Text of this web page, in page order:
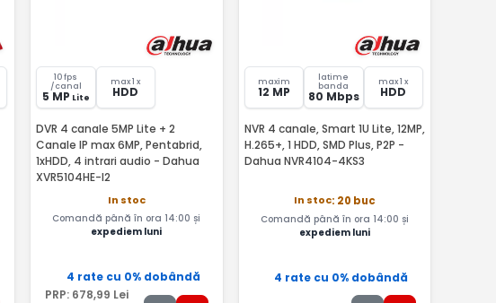
10 fps
/canal
5 MP Lite
max 1 x
HDD
DVR 4 canale 5MP Lite + 2
Canale IP max 6MP, Pentabrid,
1xHDD, 4 intrari audio - Dahua
XVR5104HE-I2
In stoc
Comandă până în ora 14:00 și
expediem luni
4 rate cu 0% dobândă
PRP: 678,99 Lei
maxim
12 MP
latime
banda
80 Mbps
max 1 x
HDD
NVR 4 canale, Smart 1U Lite, 12MP,
H.265+, 1 HDD, SMD Plus, P2P -
Dahua NVR4104-4KS3
In stoc: 20 buc
Comandă până în ora 14:00 și
expediem luni
4 rate cu 0% dobândă